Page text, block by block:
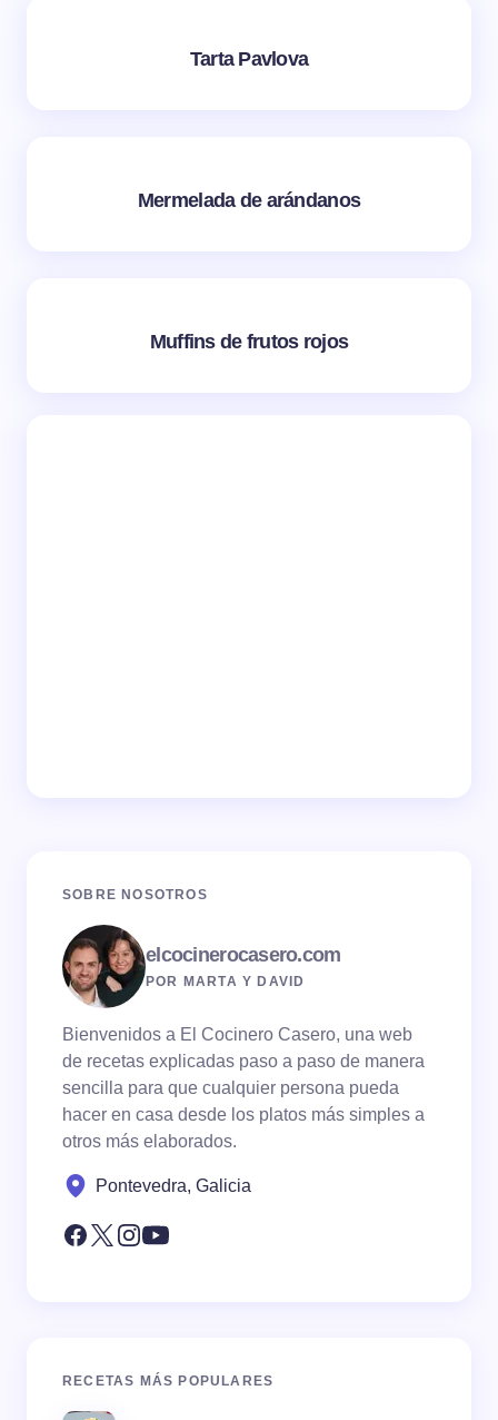
Tarta Pavlova
Mermelada de arándanos
Muffins de frutos rojos
SOBRE NOSOTROS
elcocinerocasero.com
POR MARTA Y DAVID
Bienvenidos a El Cocinero Casero, una web
de recetas explicadas paso a paso de manera
sencilla para que cualquier persona pueda
hacer en casa desde los platos más simples a
otros más elaborados.
Pontevedra, Galicia
RECETAS MÁS POPULARES